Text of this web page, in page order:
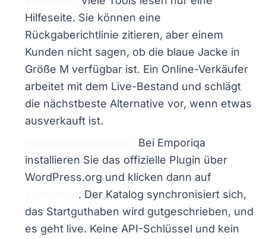
Hilfeseite. Sie können eine
Rückgaberichtlinie zitieren, aber einem
Kunden nicht sagen, ob die blaue Jacke in
Größe M verfügbar ist. Ein Online-Verkäufer
arbeitet mit dem Live-Bestand und schlägt
die nächstbeste Alternative vor, wenn etwas
ausverkauft ist.
Bei Emporiqa
installieren Sie das offizielle Plugin über
WordPress.org und klicken dann auf
. Der Katalog synchronisiert sich,
das Startguthaben wird gutgeschrieben, und
es geht live. Keine API-Schlüssel und kein